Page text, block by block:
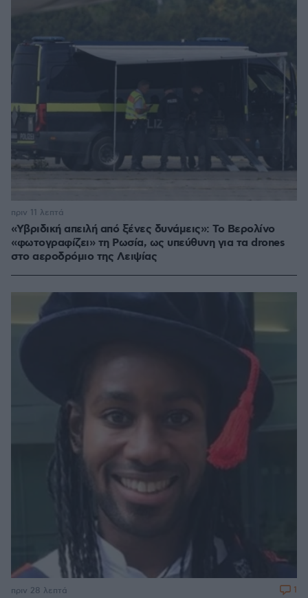
«Υβριδική απειλή από ξένες δυνάμεις»: Το Βερολίνο
«φωτογραφίζει» τη Ρωσία, ως υπεύθυνη για τα drones
στο αεροδρόμιο της Λειψίας
πριν 11 λεπτά
πριν 28 λεπτά 1